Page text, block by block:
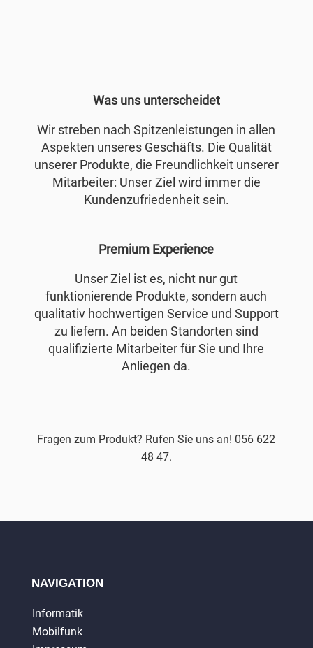
Was uns unterscheidet
Wir streben nach Spitzenleistungen in allen
Aspekten unseres Geschäfts. Die Qualität
unserer Produkte, die Freundlichkeit unserer
Mitarbeiter: Unser Ziel wird immer die
Kundenzufriedenheit sein.
Premium Experience
Unser Ziel ist es, nicht nur gut
funktionierende Produkte, sondern auch
qualitativ hochwertigen Service und Support
zu liefern. An beiden Standorten sind
qualifizierte Mitarbeiter für Sie und Ihre
Anliegen da.
Fragen zum Produkt? Rufen Sie uns an! 056 622
48 47.
NAVIGATION
Informatik
Mobilfunk